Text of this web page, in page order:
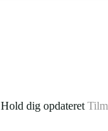
Hold dig opdateret